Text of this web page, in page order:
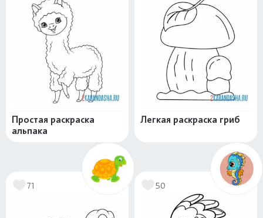
Простая раскраска
альпака
Легкая раскраска гриб
71 50